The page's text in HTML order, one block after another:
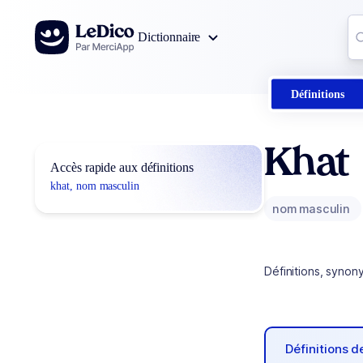
Aller au contenu
Dictionnaire
Définitions
Accès rapide aux définitions
khat, nom masculin
Khat
nom masculin
Définitions,
Définitions